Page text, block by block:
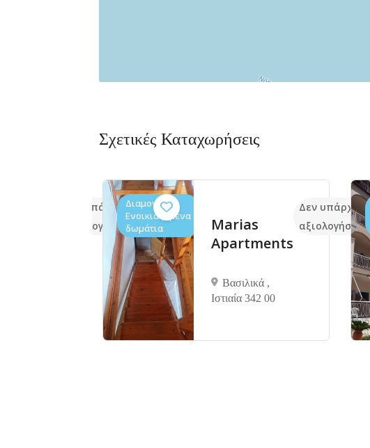
Σχετικές Καταχωρήσεις
Δεν υπάρχουν ακόμα
αξιολογήσεις
Διαμονή,
Ενοικιαζόμενα
δωμάτια
Marias
Apartments
Βασιλικά ,
Ιστιαία 342 00
Δεν
αξιολογήσεις